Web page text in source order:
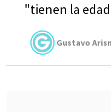
"tienen la
Gustavo